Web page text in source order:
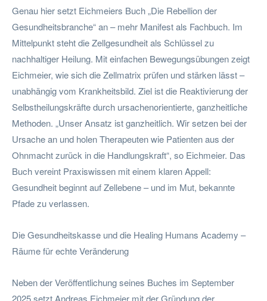
Genau hier setzt Eichmeiers Buch „Die Rebellion der
Gesundheitsbranche“ an – mehr Manifest als Fachbuch. Im
Mittelpunkt steht die Zellgesundheit als Schlüssel zu
nachhaltiger Heilung. Mit einfachen Bewegungsübungen zeigt
Eichmeier, wie sich die Zellmatrix prüfen und stärken lässt –
unabhängig vom Krankheitsbild. Ziel ist die Reaktivierung der
Selbstheilungskräfte durch ursachenorientierte, ganzheitliche
Methoden. „Unser Ansatz ist ganzheitlich. Wir setzen bei der
Ursache an und holen Therapeuten wie Patienten aus der
Ohnmacht zurück in die Handlungskraft“, so Eichmeier. Das
Buch vereint Praxiswissen mit einem klaren Appell:
Gesundheit beginnt auf Zellebene – und im Mut, bekannte
Pfade zu verlassen.
Die Gesundheitskasse und die Healing Humans Academy –
Räume für echte Veränderung
Neben der Veröffentlichung seines Buches im September
2025 setzt Andreas Eichmeier mit der Gründung der